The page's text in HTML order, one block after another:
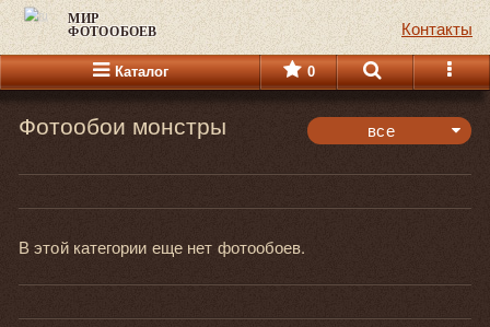
МИР
ФОТООБОЕВ Контакты
Каталог 0
все
панорамные
горизонтальные
Фотообои монстры
В этой категории еще нет фотообоев.